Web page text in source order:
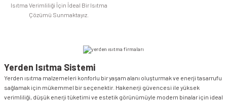
Isıtma Verimliliği İçin İdeal Bir Isıtma
Çözümü Sunmaktayız.
Yerden Isıtma Sistemi
Yerden ısıtma malzemeleri konforlu bir yaşam alanı oluşturmak ve enerji tasarrufu
sağlamak için mükemmel bir seçenektir. Hakenerji güvencesi ile yüksek
verimliliği, düşük enerji tüketimi ve estetik görünümüyle modern binalar için ideal